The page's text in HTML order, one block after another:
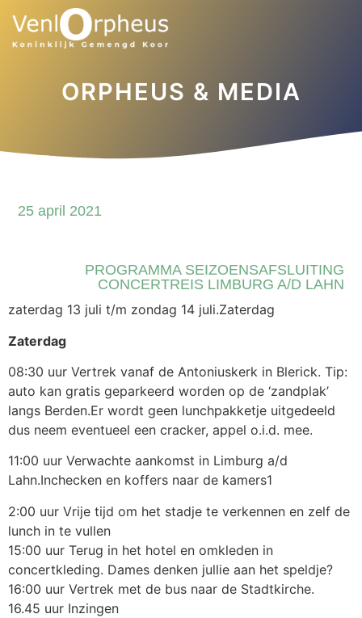
ORPHEUS & MEDIA
25 april 2021
PROGRAMMA SEIZOENSAFSLUITING
CONCERTREIS LIMBURG A/D LAHN
zaterdag 13 juli t/m zondag 14 juli.Zaterdag
Zaterdag
08:30 uur Vertrek vanaf de Antoniuskerk in Blerick. Tip:
auto kan gratis geparkeerd worden op de ‘zandplak’
langs Berden.Er wordt geen lunchpakketje uitgedeeld
dus neem eventueel een cracker, appel o.i.d. mee.
11:00 uur Verwachte aankomst in Limburg a/d
Lahn.Inchecken en koffers naar de kamers1
2:00 uur Vrije tijd om het stadje te verkennen en zelf de
lunch in te vullen
15:00 uur Terug in het hotel en omkleden in
concertkleding. Dames denken jullie aan het speldje?
16:00 uur Vertrek met de bus naar de Stadtkirche.
16.45 uur Inzingen